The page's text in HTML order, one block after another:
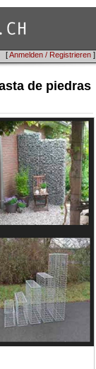
[Anmelden / Registrieren ]
de piedras